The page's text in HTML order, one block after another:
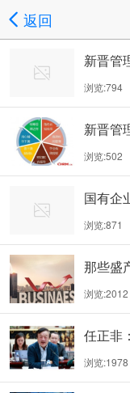
返回
新晋管
浏览:794
新晋管
理能力
浏览:502
国有企
浏览:871
那些盛
密？
浏览:2012
任正非
替掉
浏览:1978